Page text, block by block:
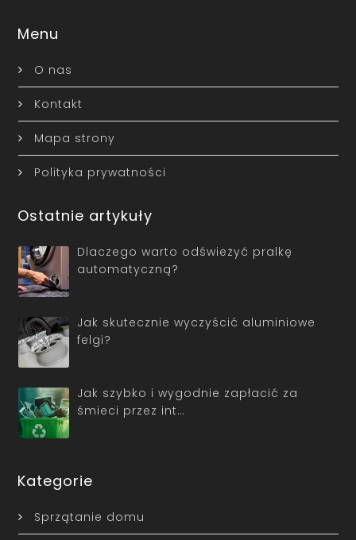
Menu
O nas
Kontakt
Mapa strony
Polityka prywatności
Ostatnie artykuły
Dlaczego warto odświeżyć pralkę
automatyczną?
Jak skutecznie wyczyścić aluminiowe
felgi?
Jak szybko i wygodnie zapłacić za
śmieci przez int…
Kategorie
Sprzątanie domu